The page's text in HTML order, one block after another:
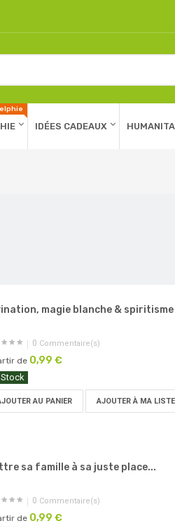
IDÉES CADEAUX
magie blanche & spiritisme
0 Commentaire(s)
de 0,99 €
Stock
AU PANIER AJOUTER À MA
sa famille à sa juste place...
0 Commentaire(s)
de 0,99 €